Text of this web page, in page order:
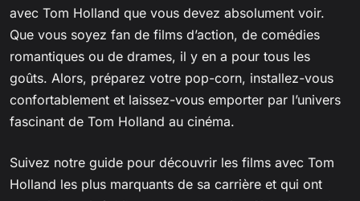
avec Tom Holland que vous devez absolument voir.
Que vous soyez fan de films d’action, de comédies
romantiques ou de drames, il y en a pour tous les
goûts. Alors, préparez votre pop-corn, installez-vous
confortablement et laissez-vous emporter par l’univers
fascinant de Tom Holland au cinéma.
Suivez notre guide pour découvrir les films avec Tom
Holland les plus marquants de sa carrière et qui ont